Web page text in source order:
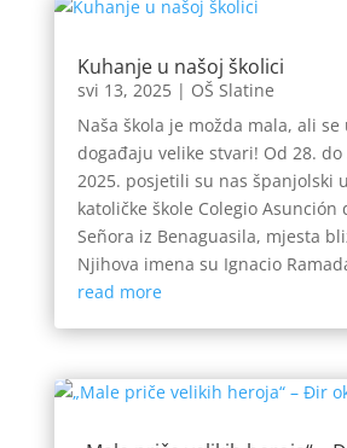
Kuhanje u našoj školici
svi 13, 2025| OŠ Slatine
Naša škola je možda mala, ali se
događaju velike stvari! Od 28.
2025. posjetili su nas španjolski
katoličke škole Colegio Asunción
Señora iz Benaguasila, mjesta
Njihova imena su Ignacio
read more